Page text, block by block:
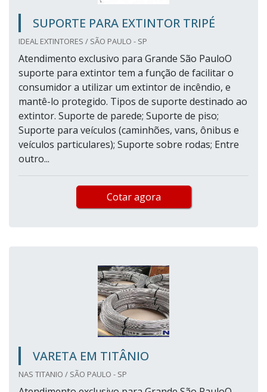
SUPORTE PARA EXTINTOR TRIPÉ
IDEAL EXTINTORES / SÃO PAULO - SP
Atendimento exclusivo para Grande São PauloO
suporte para extintor tem a função de facilitar o
consumidor a utilizar um extintor de incêndio, e
mantê-lo protegido. Tipos de suporte destinado ao
extintor. Suporte de parede; Suporte de piso;
Suporte para veículos (caminhões, vans, ônibus e
veículos particulares); Suporte sobre rodas; Entre
outro...
Cotar agora
VARETA EM TITÂNIO
NAS TITANIO / SÃO PAULO - SP